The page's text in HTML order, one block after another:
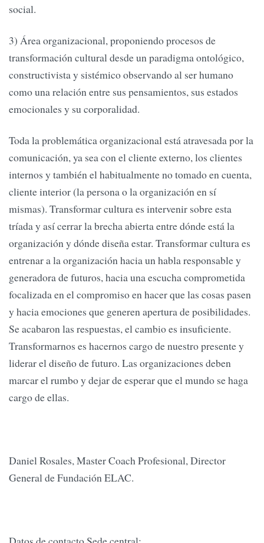
social.
3) Área organizacional, proponiendo procesos de
transformación cultural desde un paradigma ontológico,
constructivista y sistémico observando al ser humano
como una relación entre sus pensamientos, sus estados
emocionales y su corporalidad.
Toda la problemática organizacional está atravesada por la
comunicación, ya sea con el cliente externo, los clientes
internos y también el habitualmente no tomado en cuenta,
cliente interior (la persona o la organización en sí
mismas). Transformar cultura es intervenir sobre esta
tríada y así cerrar la brecha abierta entre dónde está la
organización y dónde diseña estar. Transformar cultura es
entrenar a la organización hacia un habla responsable y
generadora de futuros, hacia una escucha comprometida
focalizada en el compromiso en hacer que las cosas pasen
y hacia emociones que generen apertura de posibilidades.
Se acabaron las respuestas, el cambio es insuficiente.
Transformarnos es hacernos cargo de nuestro presente y
liderar el diseño de futuro. Las organizaciones deben
marcar el rumbo y dejar de esperar que el mundo se haga
cargo de ellas.
Daniel Rosales, Master Coach Profesional, Director
General de Fundación ELAC.